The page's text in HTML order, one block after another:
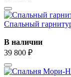
Спальный
В наличии
39 800 ₽